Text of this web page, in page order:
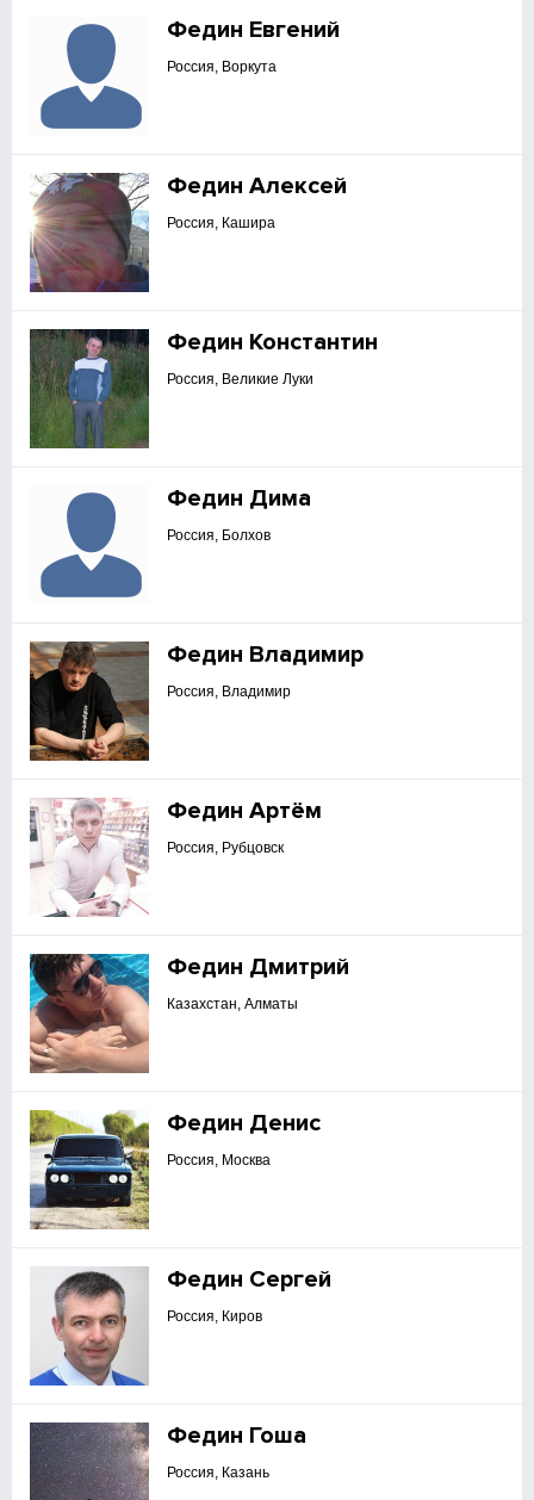
Федин Евгений
Россия, Воркута
Федин Алексей
Россия, Кашира
Федин Константин
Россия, Великие Луки
Федин Дима
Россия, Болхов
Федин Владимир
Россия, Владимир
Федин Артём
Россия, Рубцовск
Федин Дмитрий
Казахстан, Алматы
Федин Денис
Россия, Москва
Федин Сергей
Россия, Киров
Федин Гоша
Россия, Казань